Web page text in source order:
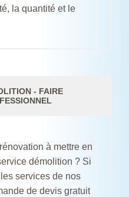
la quantité et le
- FAIRE
à mettre en
démolition ? Si
services de nos
de devis gratuit